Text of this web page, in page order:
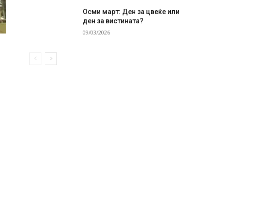
Осми март: Ден за цвеќе или
ден за вистината?
09/03/2026